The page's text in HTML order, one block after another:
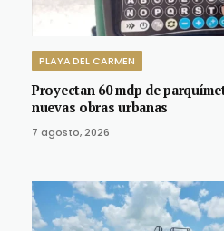
PLAYA DEL CARMEN
Proyectan 60 mdp de
nuevas obras urbanas
7 agosto, 2026